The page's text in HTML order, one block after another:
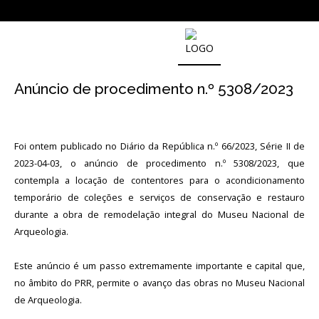
MUSEU
História
O
Fundador
Regulamentos
e
Relatórios
Anúncio de procedimento n.º 5308/2023
Foi ontem publicado no Diário da República n.º 66/2023, Série II de
2023-04-03, o anúncio de procedimento n.º 5308/2023, que
contempla a locação de contentores para o acondicionamento
temporário de coleções e serviços de conservação e restauro
durante a obra de remodelação integral do Museu Nacional de
Arqueologia.
Este anúncio é um passo extremamente importante e capital que,
no âmbito do PRR, permite o avanço das obras no Museu Nacional
de Arqueologia.